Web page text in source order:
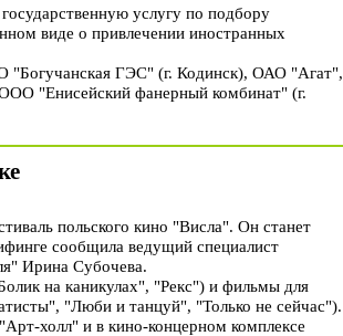
услугу по подбору
виде о привлечении иностранных
ГЭС" (г. Кодинск), ОАО "Агат",
"Енисейский фанерный комбинат" (г.
польского кино "Висла". Он станет
сообщила ведущий специалист
Ирина Субочева.
на каникулах", "Рекс") и фильмы для
"Люби и танцуй", "Только не сейчас").
холл" и в кино-концерном комплексе